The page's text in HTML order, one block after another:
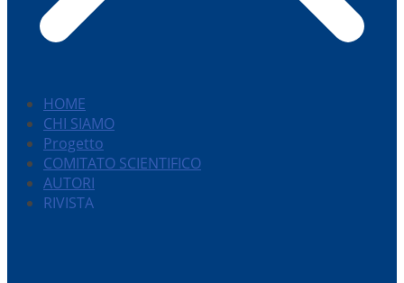
HOME
CHI SIAMO
Progetto
COMITATO SCIENTIFICO
AUTORI
RIVISTA